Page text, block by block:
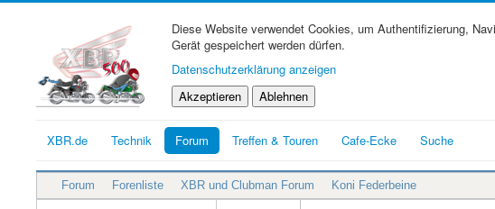
Diese Website verwendet Cookies, um Authentifizierung,
Gerät gespeichert werden dürfen.
Datenschutzerklärung anzeigen
Akzeptieren
Ablehnen
XBR.de Technik Forum Treffen & Touren Cafe-Ecke Suche
Forum Forenliste XBR und Clubman Forum Koni Federbeine